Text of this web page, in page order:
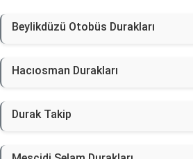
Beylikdüzü Otobüs Durakları
Hacıosman Durakları
Durak Takip